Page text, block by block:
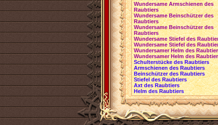
Wundersame Armschienen des
Raubtiers
Wundersame Beinschützer des
Raubtiers
Wundersame Beinschützer des
Raubtiers
Wundersame Stiefel des
Wundersame Stiefel des
Wundersamer Helm des
Wundersamer Helm des
Schulterstücke des Raubtiers
Armschienen des Raubtiers
Beinschützer des Raubtiers
Stiefel des Raubtiers
Axt des Raubtiers
Helm des Raubtiers